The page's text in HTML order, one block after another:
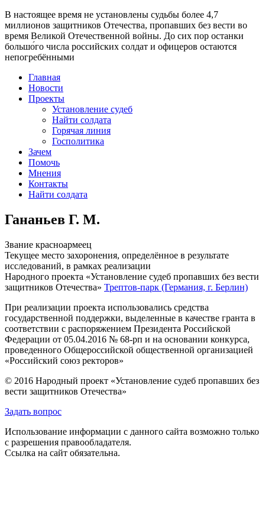
В настоящее время не установлены судьбы более 4,7
миллионов защитников Отечества, пропавших без вести во
время Великой Отечественной войны. До сих пор останки
большо́го числа российских солдат и офицеров остаются
непогребёнными
Главная
Новости
Проекты
Установление судеб
Найти солдата
Горячая линия
Госполитика
Зачем
Помочь
Мнения
Контакты
Найти солдата
Гананьев Г. М.
Звание красноармеец
Текущее место захоронения, определённое в результате
исследований, в рамках реализации
Народного проекта «Установление судеб пропавших без вести
защитников Отечества» Трептов-парк (Германия, г. Берлин)
При реализации проекта использовались средства
государственной поддержки, выделенные в качестве гранта в
соответствии с распоряжением Президента Российской
Федерации от 05.04.2016 № 68-рп и на основании конкурса,
проведенного Общероссийской общественной организацией
«Российский союз ректоров»
© 2016 Народный проект «Установление судеб пропавших без
вести защитников Отечества»
Задать вопрос
Использование информации с данного сайта возможно только
с разрешения правообладателя.
Ссылка на сайт обязательна.